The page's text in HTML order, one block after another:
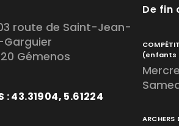
route de Saint-Jean-
Gémenos
: 43.31904, 5.61224
De fin
(enfants
ARCHERS